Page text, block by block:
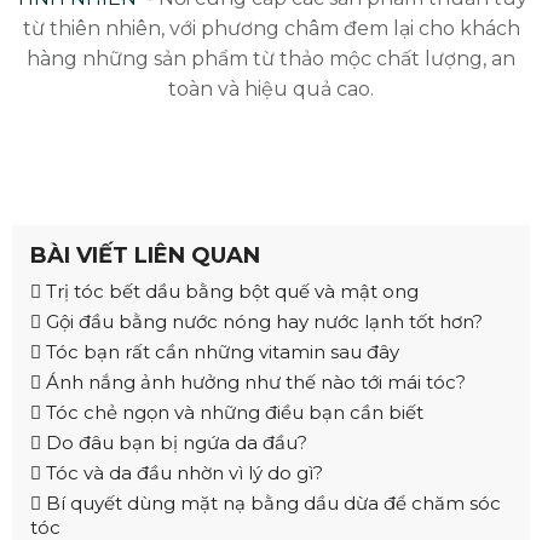
từ thiên nhiên, với phương châm đem lại cho khách
hàng những sản phẩm từ thảo mộc chất lượng, an
toàn và hiệu quả cao.
BÀI VIẾT LIÊN QUAN
Trị tóc bết dầu bằng bột quế và mật ong
Gội đầu bằng nước nóng hay nước lạnh tốt hơn?
Tóc bạn rất cần những vitamin sau đây
Ánh nắng ảnh hưởng như thế nào tới mái tóc?
Tóc chẻ ngọn và những điều bạn cần biết
Do đâu bạn bị ngứa da đầu?
Tóc và da đầu nhờn vì lý do gì?
Bí quyết dùng mặt nạ bằng dầu dừa để chăm sóc
tóc